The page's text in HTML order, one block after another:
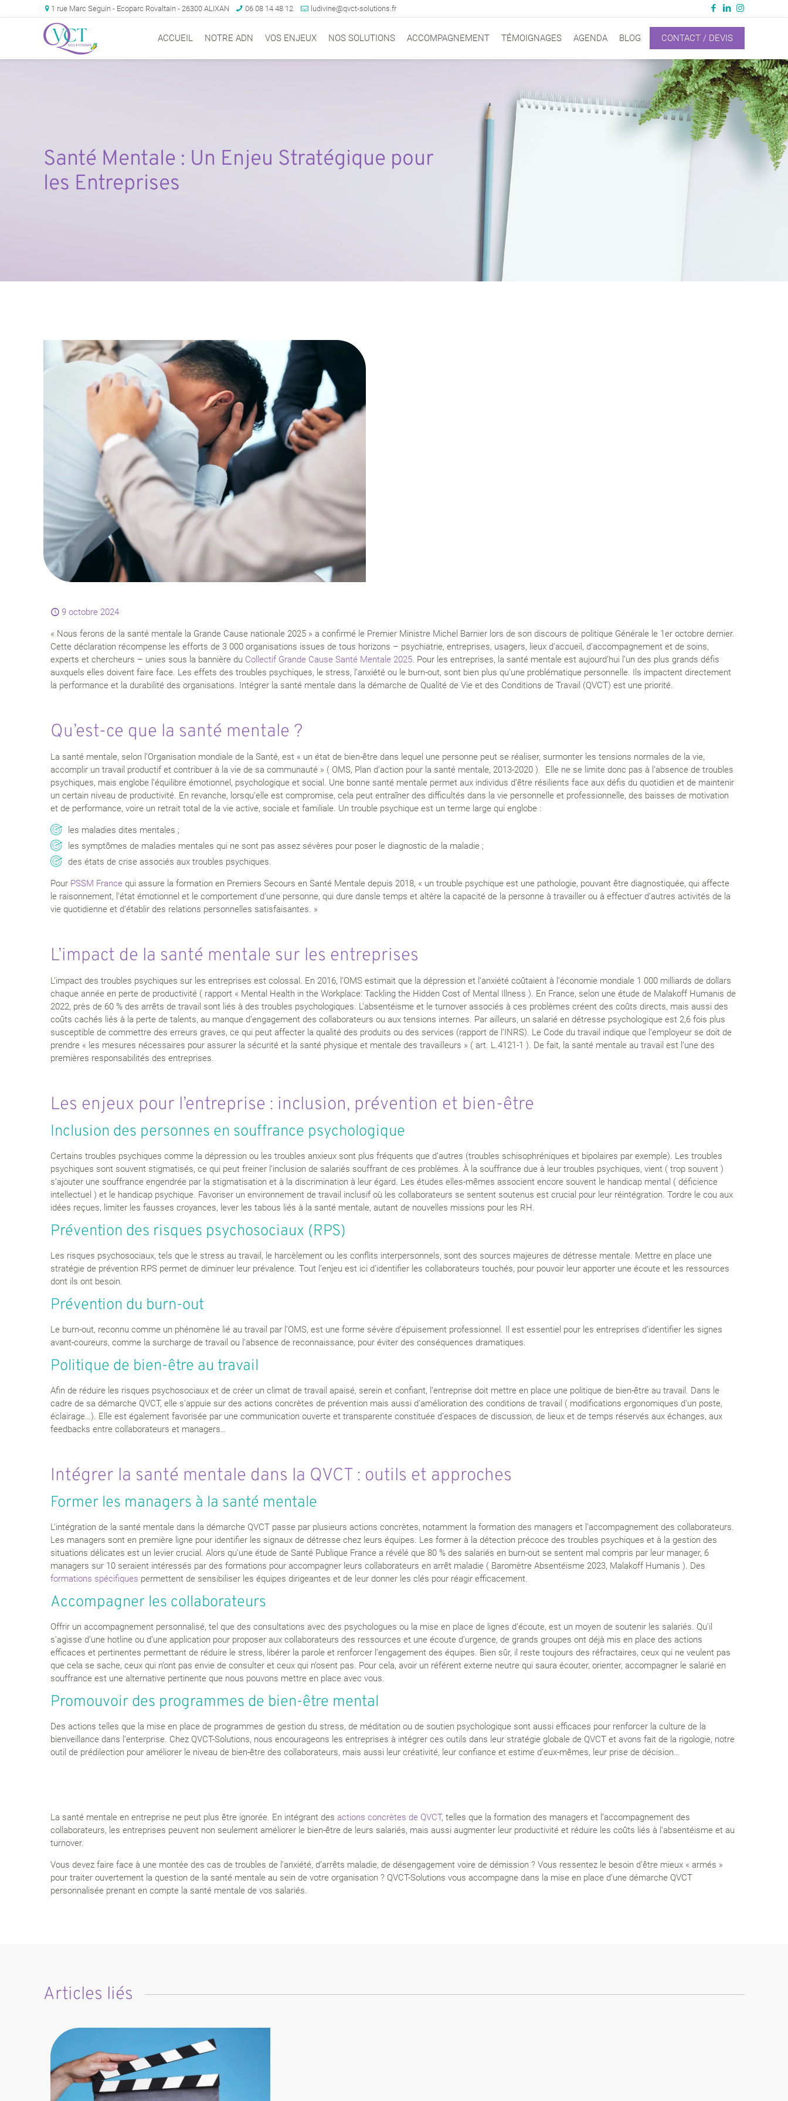
1 rue Marc Seguin - Ecoparc Rovaltain - 26300 ALIXAN 06 08 14 48 12 ludivine@qvct-solutions.fr
ACCUEIL NOTRE ADN VOS ENJEUX NOS SOLUTIONS ACCOMPAGNEMENT TÉMOIGNAGES AGENDA BLOG CONTACT / DEVIS
Santé Mentale : Un Enjeu Stratégique pour
les Entreprises
9 octobre 2024
« Nous ferons de la santé mentale la Grande Cause nationale 2025 » a confirmé le Premier Ministre Michel Barnier lors de son discours de politique Générale le 1er octobre dernier.
Cette déclaration récompense les efforts de 3 000 organisations issues de tous horizons – psychiatrie, entreprises, usagers, lieux d’accueil, d’accompagnement et de soins,
experts et chercheurs – unies sous la bannière du Collectif Grande Cause Santé Mentale 2025. Pour les entreprises, la santé mentale est aujourd’hui l’un des plus grands défis
auxquels elles doivent faire face. Les effets des troubles psychiques, le stress, l’anxiété ou le burn-out, sont bien plus qu’une problématique personnelle. Ils impactent directement
la performance et la durabilité des organisations. Intégrer la santé mentale dans la démarche de Qualité de Vie et des Conditions de Travail (QVCT) est une priorité.
Qu’est-ce que la santé mentale ?
La santé mentale, selon l’Organisation mondiale de la Santé, est « un état de bien-être dans lequel une personne peut se réaliser, surmonter les tensions normales de la vie,
accomplir un travail productif et contribuer à la vie de sa communauté » ( OMS, Plan d’action pour la santé mentale, 2013-2020 ). Elle ne se limite donc pas à l’absence de troubles
psychiques, mais englobe l’équilibre émotionnel, psychologique et social. Une bonne santé mentale permet aux individus d’être résilients face aux défis du quotidien et de maintenir
un certain niveau de productivité. En revanche, lorsqu’elle est compromise, cela peut entraîner des difficultés dans la vie personnelle et professionnelle, des baisses de motivation
et de performance, voire un retrait total de la vie active, sociale et familiale. Un trouble psychique est un terme large qui englobe :
les maladies dites mentales ;
les symptômes de maladies mentales qui ne sont pas assez sévères pour poser le diagnostic de la maladie ;
des états de crise associés aux troubles psychiques.
Pour PSSM Francequi assure la formation en Premiers Secours en Santé Mentale depuis 2018, « un trouble psychique est une pathologie, pouvant être diagnostiquée, qui affecte
le raisonnement, l’état émotionnel et le comportement d’une personne, qui dure dansle temps et altère la capacité de la personne à travailler ou à effectuer d’autres activités de la
vie quotidienne et d’établir des relations personnelles satisfaisantes. »
L’impact de la santé mentale sur les entreprises
L’impact des troubles psychiques sur les entreprises est colossal. En 2016, l’OMS estimait que la dépression et l’anxiété coûtaient à l’économie mondiale 1 000 milliards de dollars
chaque année en perte de productivité ( rapport « Mental Health in the Workplace: Tackling the Hidden Cost of Mental Illness ). En France, selon une étude de Malakoff Humanis de
2022, près de 60 % des arrêts de travail sont liés à des troubles psychologiques. L’absentéisme et le turnover associés à ces problèmes créent des coûts directs, mais aussi des
coûts cachés liés à la perte de talents, au manque d’engagement des collaborateurs ou aux tensions internes. Par ailleurs, un salarié en détresse psychologique est 2,6 fois plus
susceptible de commettre des erreurs graves, ce qui peut affecter la qualité des produits ou des services (rapport de l’INRS). Le Code du travail indique que l’employeur se doit de
prendre « les mesures nécessaires pour assurer la sécurité et la santé physique et mentale des travailleurs » ( art. L.4121-1 ). De fait, la santé mentale au travail est l’une des
premières responsabilités des entreprises.
Les enjeux pour l’entreprise : inclusion, prévention et bien-être
Inclusion des personnes en souffrance psychologique
Certains troubles psychiques comme la dépression ou les troubles anxieux sont plus fréquents que d’autres (troubles schisophréniques et bipolaires par exemple). Les troubles
psychiques sont souvent stigmatisés, ce qui peut freiner l’inclusion de salariés souffrant de ces problèmes. À la souffrance due à leur troubles psychiques, vient ( trop souvent )
s’ajouter une souffrance engendrée par la stigmatisation et à la discrimination à leur égard. Les études elles-mêmes associent encore souvent le handicap mental ( déficience
intellectuel ) et le handicap psychique. Favoriser un environnement de travail inclusif où les collaborateurs se sentent soutenus est crucial pour leur réintégration. Tordre le cou aux
idées reçues, limiter les fausses croyances, lever les tabous liés à la santé mentale, autant de nouvelles missions pour les RH.
Prévention des risques psychosociaux (RPS)
Les risques psychosociaux, tels que le stress au travail, le harcèlement ou les conflits interpersonnels, sont des sources majeures de détresse mentale. Mettre en place une
stratégie de prévention RPS permet de diminuer leur prévalence. Tout l’enjeu est ici d’identifier les collaborateurs touchés, pour pouvoir leur apporter une écoute et les ressources
dont ils ont besoin.
Prévention du burn-out
Le burn-out, reconnu comme un phénomène lié au travail par l’OMS, est une forme sévère d’épuisement professionnel. Il est essentiel pour les entreprises d’identifier les signes
avant-coureurs, comme la surcharge de travail ou l’absence de reconnaissance, pour éviter des conséquences dramatiques.
Politique de bien-être au travail
Afin de réduire les risques psychosociaux et de créer un climat de travail apaisé, serein et confiant, l’entreprise doit mettre en place une politique de bien-être au travail. Dans le
cadre de sa démarche QVCT, elle s’appuie sur des actions concrètes de prévention mais aussi d’amélioration des conditions de travail ( modifications ergonomiques d’un poste,
éclairage…). Elle est également favorisée par une communication ouverte et transparente constituée d’espaces de discussion, de lieux et de temps réservés aux échanges, aux
feedbacks entre collaborateurs et managers…
Intégrer la santé mentale dans la QVCT : outils et approches
Former les managers à la santé mentale
L’intégration de la santé mentale dans la démarche QVCT passe par plusieurs actions concrètes, notamment la formation des managers et l’accompagnement des collaborateurs.
Les managers sont en première ligne pour identifier les signaux de détresse chez leurs équipes. Les former à la détection précoce des troubles psychiques et à la gestion des
situations délicates est un levier crucial. Alors qu’une étude de Santé Publique France a révélé que 80 % des salariés en burn-out se sentent mal compris par leur manager, 6
managers sur 10 seraient intéressés par des formations pour accompagner leurs collaborateurs en arrêt maladie ( Baromètre Absentéisme 2023, Malakoff Humanis ). Des
formations spécifiques permettent de sensibiliser les équipes dirigeantes et de leur donner les clés pour réagir efficacement.
Accompagner les collaborateurs
Offrir un accompagnement personnalisé, tel que des consultations avec des psychologues ou la mise en place de lignes d’écoute, est un moyen de soutenir les salariés. Qu’il
s’agisse d’une hotline ou d’une application pour proposer aux collaborateurs des ressources et une écoute d’urgence, de grands groupes ont déjà mis en place des actions
efficaces et pertinentes permettant de réduire le stress, libérer la parole et renforcer l’engagement des équipes. Bien sûr, il reste toujours des réfractaires, ceux qui ne veulent pas
que cela se sache, ceux qui n’ont pas envie de consulter et ceux qui n’osent pas. Pour cela, avoir un référent externe neutre qui saura écouter, orienter, accompagner le salarié en
souffrance est une alternative pertinente que nous pouvons mettre en place avec vous.
Promouvoir des programmes de bien-être mental
Des actions telles que la mise en place de programmes de gestion du stress, de méditation ou de soutien psychologique sont aussi efficaces pour renforcer la culture de la
bienveillance dans l’enterprise. Chez QVCT-Solutions, nous encourageons les entreprises à intégrer ces outils dans leur stratégie globale de QVCT et avons fait de la rigologie, notre
outil de prédilection pour améliorer le niveau de bien-être des collaborateurs, mais aussi leur créativité, leur confiance et estime d’eux-mêmes, leur prise de décision…
La santé mentale en entreprise ne peut plus être ignorée. En intégrant des actions concrètes de QVCT, telles que la formation des managers et l’accompagnement des
collaborateurs, les entreprises peuvent non seulement améliorer le bien-être de leurs salariés, mais aussi augmenter leur productivité et réduire les coûts liés à l’absentéisme et au
turnover.
Vous devez faire face à une montée des cas de troubles de l’anxiété, d’arrêts maladie, de désengagement voire de démission ? Vous ressentez le besoin d’être mieux « armés »
pour traiter ouvertement la question de la santé mentale au sein de votre organisation ? QVCT-Solutions vous accompagne dans la mise en place d’une démarche QVCT
personnalisée prenant en compte la santé mentale de vos salariés.
Articles liés